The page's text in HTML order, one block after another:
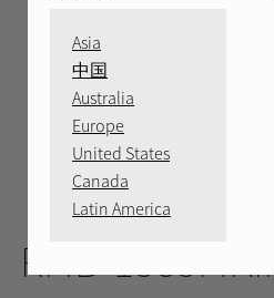
ARGENTO
RMB-1585MKII
Asia
中国
Australia
Europe
United States
Canada
Latin America